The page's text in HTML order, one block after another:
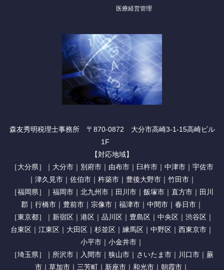
医療経営管理
森友秀明税理士事務所 〒870-0872 大分市高崎3-1-15高崎ビル
1F
【対応地域】
［大分県］｜大分市｜別府市｜由布市｜臼杵市｜中津市｜宇佐市
｜津久見市｜佐伯市｜杵築市｜豊後大野市｜竹田市｜
［福岡県］｜福岡市｜北九州市｜田川市｜飯塚市｜直方市｜田川
郡｜行橋市｜豊前市｜宗像市｜福津市｜中間市｜春日市｜
［東京都］｜新宿区｜港区｜品川区｜豊島区｜中央区｜渋谷区｜
台東区｜江東区｜大田区｜杉並区｜練馬区｜中野区｜西東京市｜
小平市｜小金井市｜
［埼玉県］｜所沢市｜入間市｜狭山市｜さいたま市｜川口市｜蕨
市｜草加市｜三芳町｜新座市｜和光市｜朝霞市｜